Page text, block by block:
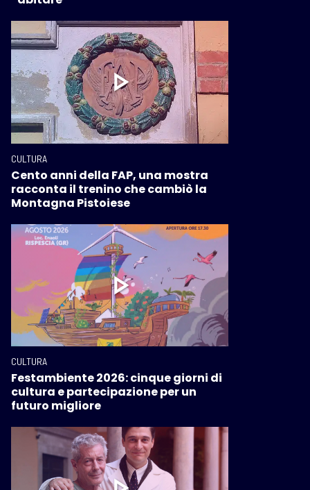
CULTURA
Cento anni della FAP, una mostra
racconta il trenino che cambiò la
Montagna Pistoiese
CULTURA
Festambiente 2026: cinque giorni di
cultura e partecipazione per un
futuro migliore